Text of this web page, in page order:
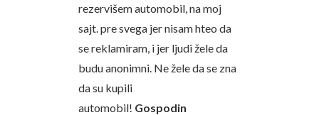
rezervišem automobil, na moj
sajt. pre svega jer nisam hteo da
se reklamiram, i jer ljudi žele da
budu anonimni. Ne žele da se zna
da su kupili
automobil! Gospodin